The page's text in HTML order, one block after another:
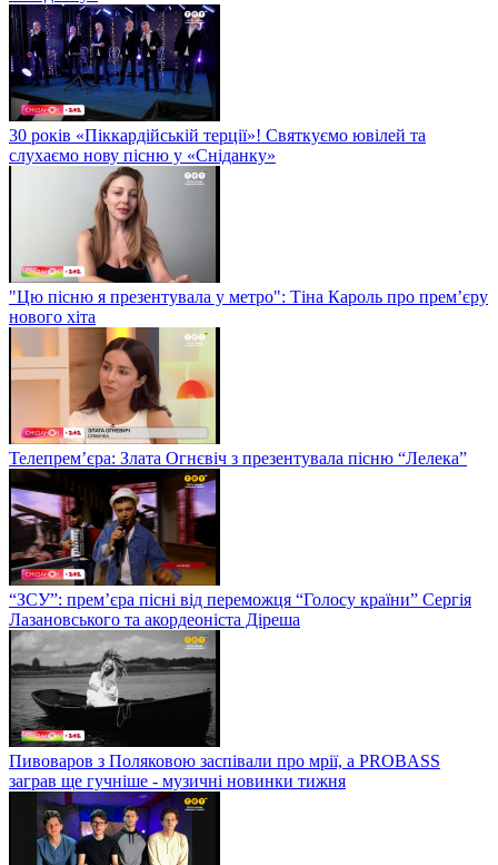
30 років «Піккардійській терції»! Святкуємо ювілей та
слухаємо нову пісню у «Сніданку»
"Цю пісню я презентувала у метро": Тіна Кароль про прем’єру
нового хіта
Телепрем’єра: Злата Огнєвіч з презентувала пісню “Лелека”
“ЗСУ”: прем’єра пісні від переможця “Голосу країни” Сергія
Лазановського та акордеоніста Діреша
Пивоваров з Поляковою заспівали про мрії, а PROBASS
заграв ще гучніше - музичні новинки тижня